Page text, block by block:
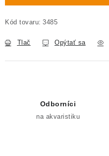
Kód tovaru: 3485
Tlač Opýtať sa
Odborníci
na akvaristiku